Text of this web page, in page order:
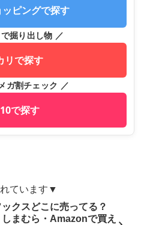
ピングで探す
掘り出し物 ／
リで探す
ガ割チェック ／
で探す
ています▼
クスどこに売ってる？
しまむら・Amazonで買え